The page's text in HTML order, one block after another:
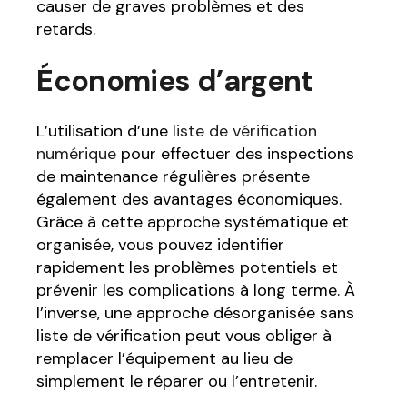
causer de graves problèmes et des
retards.
Économies d’argent
L’utilisation d’une liste de vérification
numérique pour effectuer des inspections
de maintenance régulières présente
également des avantages économiques.
Grâce à cette approche systématique et
organisée, vous pouvez identifier
rapidement les problèmes potentiels et
prévenir les complications à long terme. À
l’inverse, une approche désorganisée sans
liste de vérification peut vous obliger à
remplacer l’équipement au lieu de
simplement le réparer ou l’entretenir.